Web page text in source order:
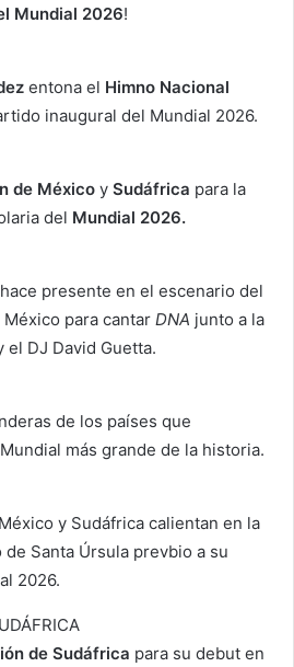
Mundial 2026!
entona el Himno Nacional
inaugural del Mundial 2026.
de México y Sudáfrica para la
del Mundial 2026.
presente en el escenario del
para cantar DNA junto a la
el DJ David Guetta.
de los países que
más grande de la historia.
y Sudáfrica calientan en la
Santa Úrsula prevbio a su
2026.
de Sudáfrica para su debut en